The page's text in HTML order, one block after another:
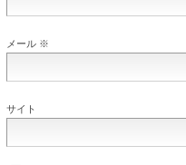
メール ※
サイト